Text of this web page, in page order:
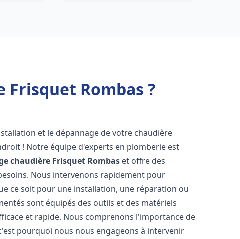
Rombas ?
et le dépannage de votre chaudière
! Notre équipe d'experts en plomberie est
chaudière Frisquet Rombas et offre des
Nous intervenons rapidement pour
ce soit pour une installation, une réparation ou
sont équipés des outils et des matériels
et rapide. Nous comprenons l'importance de
pourquoi nous nous engageons à intervenir